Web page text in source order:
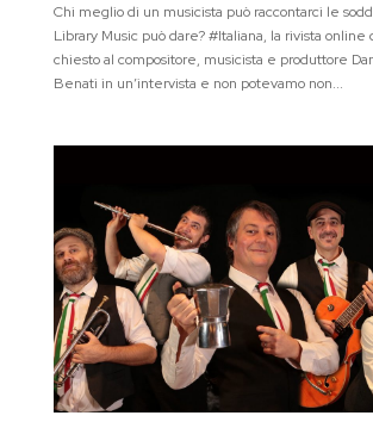
Chi meglio di un musicista può raccontarci le
Library Music può dare? #Italiana, la rivista online
chiesto al compositore, musicista e produttore
Benati in un’intervista e non potevamo non...